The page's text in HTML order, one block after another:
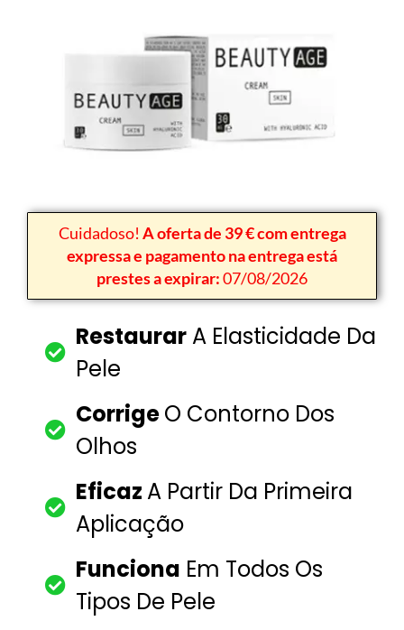
Cuidadoso! A oferta de 39 € com entrega
expressa e pagamento na entrega está
prestes a expirar:07/08/2026
RestaurarA Elasticidade Da
Pele
CorrigeO Contorno Dos
Olhos
Eficaz A Partir Da Primeira
Aplicação
Funciona Em Todos Os
Tipos De Pele